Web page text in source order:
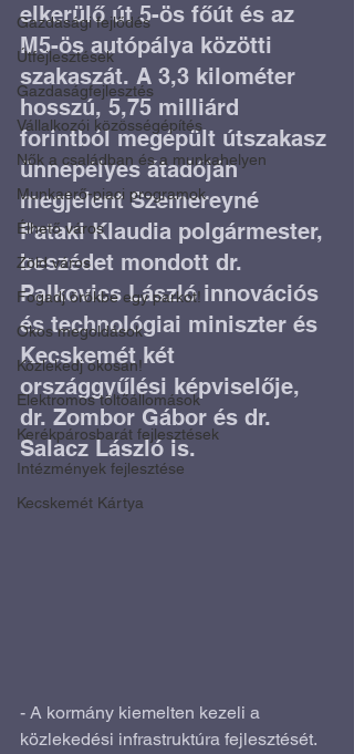
Gazdasági fejlődés
Útfejlesztések
Gazdaságfejlesztés
Vállalkozói közösségépítés
Nők a családban és a munkahelyen
Munkaerő-piaci programok
Élhető város
Zöld város
Fogadj örökbe egy parkot!
Okos megoldások
Közlekedj okosan!
Elektromos töltőállomások
Kerékpárosbarát fejlesztések
Intézmények fejlesztése
Kecskemét Kártya
elkerülő út 5-ös főút és az
M5-ös autópálya közötti
szakaszát. A 3,3 kilométer
hosszú, 5,75 milliárd
forintból megépült útszakasz
ünnepélyes átadóján
megjelent Szemereyné
Pataki Klaudia polgármester,
beszédet mondott dr.
Palkovics László innovációs
és technológiai miniszter és
Kecskemét két
országgyűlési képviselője,
dr. Zombor Gábor és dr.
Salacz László is.
- A kormány kiemelten kezeli a
közlekedési infrastruktúra fejlesztését.